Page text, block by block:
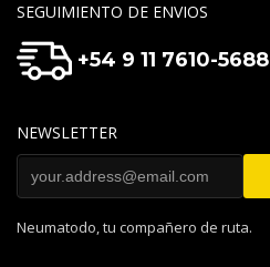
SEGUIMIENTO DE ENVIOS
+54 9 11 7610-5688
NEWSLETTER
Neumatodo, tu compañero de ruta.